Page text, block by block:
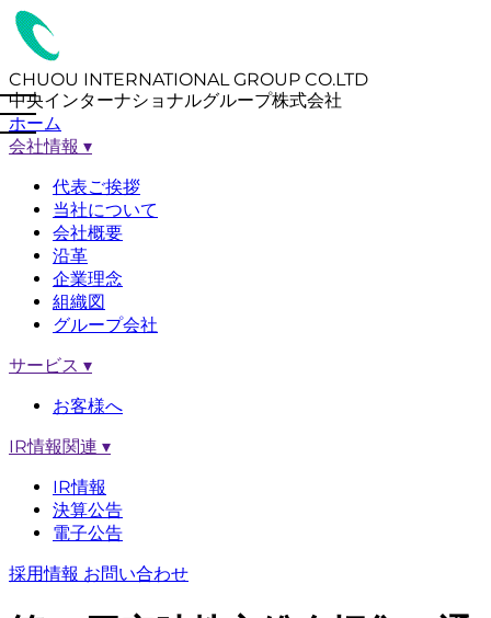
CHUOU INTERNATIONAL GROUP CO.LTD
中央インターナショナルグループ株式会社
ホーム
会社情報 ▾
代表ご挨拶
当社について
会社概要
沿革
企業理念
組織図
グループ会社
サービス ▾
お客様へ
IR情報関連 ▾
IR情報
決算公告
電子公告
採用情報 お問い合わせ